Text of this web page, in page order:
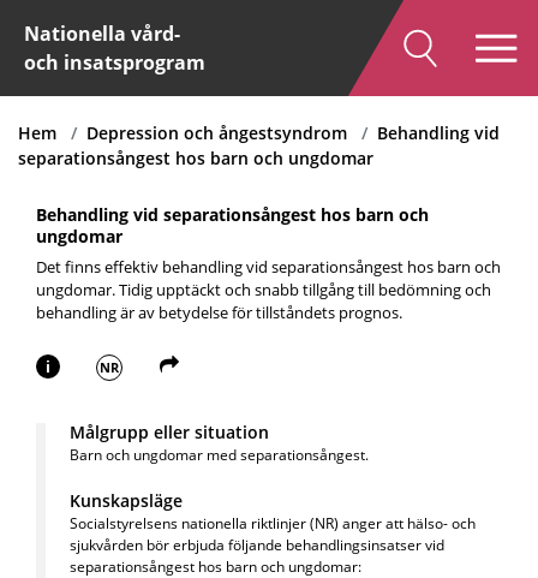
Nationella vård-
och insatsprogram
Hem Depression och ångestsyndrom
Behandling vid
separationsångest hos barn och ungdomar
Behandling vid separationsångest hos barn och
ungdomar
Det finns effektiv behandling vid separationsångest hos barn och
ungdomar. Tidig upptäckt och snabb tillgång till bedömning och
behandling är av betydelse för tillståndets prognos.
i NR
Målgrupp eller situation
Barn och ungdomar med separationsångest.
Kunskapsläge
Socialstyrelsens nationella riktlinjer (NR) anger att hälso- och
sjukvården bör erbjuda följande behandlingsinsatser vid
separationsångest hos barn och ungdomar: